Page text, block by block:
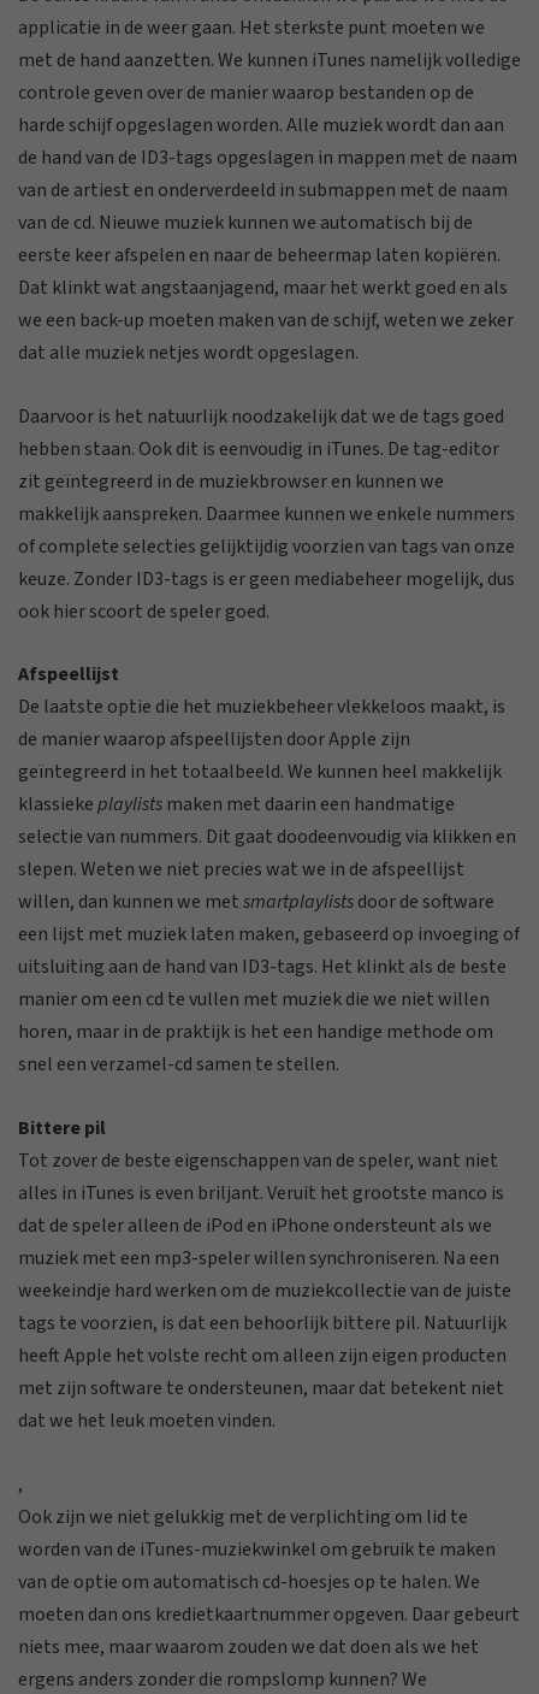
applicatie in de weer gaan. Het sterkste punt moeten we
met de hand aanzetten. We kunnen iTunes namelijk volledige
controle geven over de manier waarop bestanden op de
harde schijf opgeslagen worden. Alle muziek wordt dan aan
de hand van de ID3-tags opgeslagen in mappen met de naam
van de artiest en onderverdeeld in submappen met de naam
van de cd. Nieuwe muziek kunnen we automatisch bij de
eerste keer afspelen en naar de beheermap laten kopiëren.
Dat klinkt wat angstaanjagend, maar het werkt goed en als
we een back-up moeten maken van de schijf, weten we zeker
dat alle muziek netjes wordt opgeslagen.
Daarvoor is het natuurlijk noodzakelijk dat we de tags goed
hebben staan. Ook dit is eenvoudig in iTunes. De tag-editor
zit geïntegreerd in de muziekbrowser en kunnen we
makkelijk aanspreken. Daarmee kunnen we enkele nummers
of complete selecties gelijktijdig voorzien van tags van onze
keuze. Zonder ID3-tags is er geen mediabeheer mogelijk, dus
ook hier scoort de speler goed.
Afspeellijst
De laatste optie die het muziekbeheer vlekkeloos maakt, is
de manier waarop afspeellijsten door Apple zijn
geïntegreerd in het totaalbeeld. We kunnen heel makkelijk
klassiekeplaylists maken met daarin een handmatige
selectie van nummers. Dit gaat doodeenvoudig via klikken en
slepen. Weten we niet precies wat we in de afspeellijst
willen, dan kunnen we metsmartplaylistsdoor de software
een lijst met muziek laten maken, gebaseerd op invoeging of
uitsluiting aan de hand van ID3-tags. Het klinkt als de beste
manier om een cd te vullen met muziek die we niet willen
horen, maar in de praktijk is het een handige methode om
snel een verzamel-cd samen te stellen.
Bittere pil
Tot zover de beste eigenschappen van de speler, want niet
alles in iTunes is even briljant. Veruit het grootste manco is
dat de speler alleen de iPod en iPhone ondersteunt als we
muziek met een mp3-speler willen synchroniseren. Na een
weekeindje hard werken om de muziekcollectie van de juiste
tags te voorzien, is dat een behoorlijk bittere pil. Natuurlijk
heeft Apple het volste recht om alleen zijn eigen producten
met zijn software te ondersteunen, maar dat betekent niet
dat we het leuk moeten vinden.
,
Ook zijn we niet gelukkig met de verplichting om lid te
worden van de iTunes-muziekwinkel om gebruik te maken
van de optie om automatisch cd-hoesjes op te halen. We
moeten dan ons kredietkaartnummer opgeven. Daar gebeurt
niets mee, maar waarom zouden we dat doen als we het
ergens anders zonder die rompslomp kunnen? We